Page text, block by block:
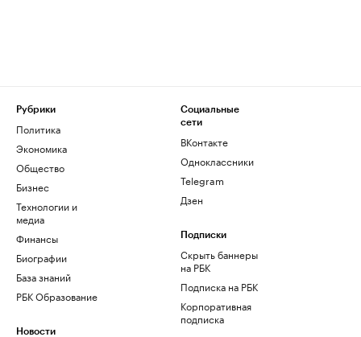
Рубрики
Политика
Экономика
Общество
Бизнес
Технологии и
медиа
Финансы
Биографии
База знаний
РБК Образование
Новости
Социальные
сети
ВКонтакте
Одноклассники
Telegram
Дзен
Подписки
Скрыть баннеры
на РБК
Подписка на РБК
Корпоративная
подписка